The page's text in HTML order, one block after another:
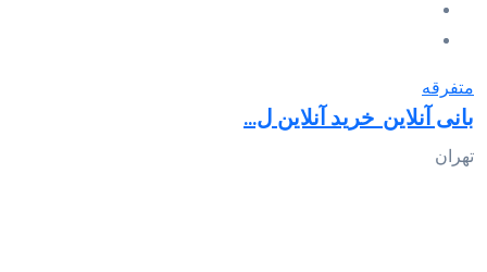
متفرقه
بانی آنلاین_خرید آنلاین ل...
تهران